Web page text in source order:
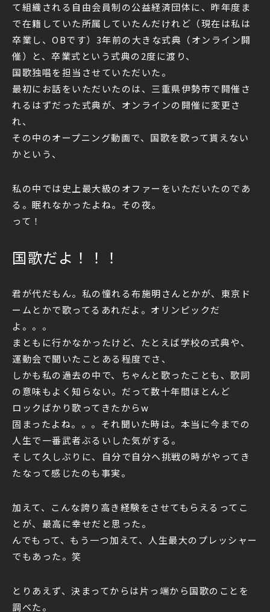
て組織される自由会員制の公益経済団体に、昨年度ま
で在籍していた所属していたんだけれど（現在は私は
卒業し、OBです）3年前の大きな式典（オンライン開
催）と、卒業式という式典の2度に渡り、
国歌独唱を担当させていただいた。
最初にお話をいただいたのは、三重県伊勢市で開催さ
れるはずだった式典が、オンラインの開催に変更さ
れ、
その中のオープニング動画で、国歌を歌って貰えない
かという、
私の中では史上最大級のオファーをいただいたのであ
る。眠れなかったよね。その夜。
って！
国歌だよ ！！！
君が代だもん。私の憧れる布施明さんとかが、東京ド
ームとかで歌ってるあれだよ。オリンピックだ
よ。。。
まともに行かなかったけど、たとえば学校の式典や、
運動会で聞いたことある程度でさ、
しかも私の過去の中で、ちゃんと歌ったことも、歌詞
の意味もよく知らない。だって数十年間ほとんど
ロックばかり歌ってきたからw
固まったよね。。。それ聞いた時は。本当に今までの
人生で一番武者ぶるいした気がする。
そして久しぶりに、自分で自分へ挑戦の時がやってき
たなって感じたのも事実。
加えて、こんな誇り高き経験をさせてもらえるってこ
とが、最高に幸せだと思った。
んでもって、もう一つ加えて、 人生最大のプレッシャー
でもあった。笑
とりあえず、決まってからは片っ端から国歌のことを
調べた。